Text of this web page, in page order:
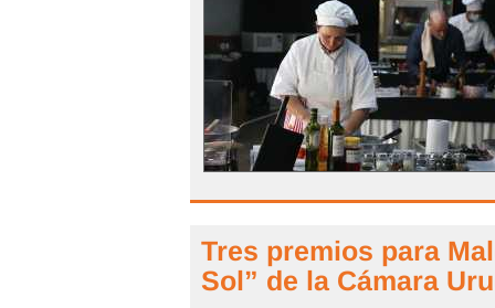
Tres premios para
Sol” de la Cámara